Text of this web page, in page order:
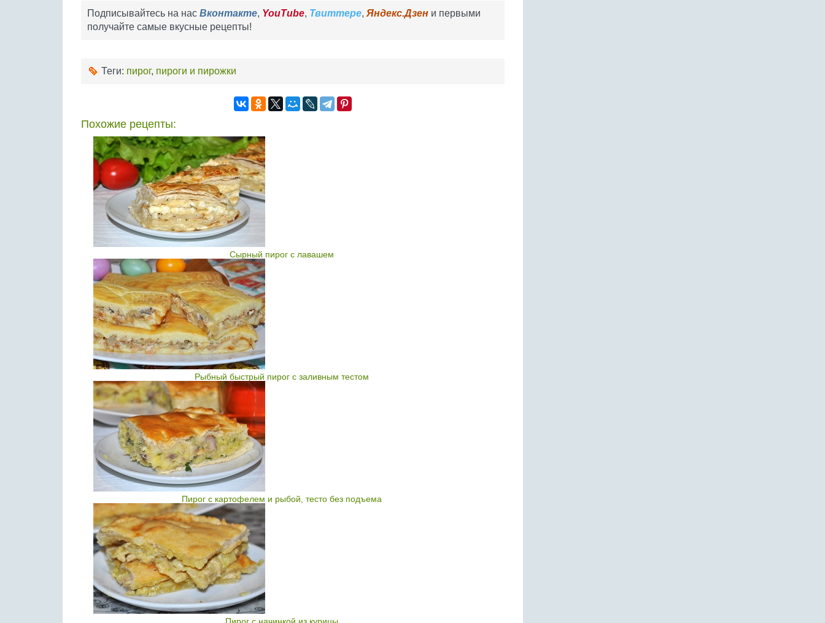
Подписывайтесь на нас Вконтакте, YouTube, Твиттере, Яндекс.Дзен и первыми
получайте самые вкусные рецепты!
Теги: пирог, пироги и пирожки
Похожие рецепты:
Сырный пирог с лавашем
Рыбный быстрый пирог с заливным тестом
Пирог с картофелем и рыбой, тесто без подъема